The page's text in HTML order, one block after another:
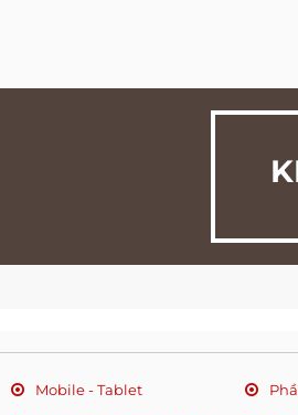
Mobile - Tablet